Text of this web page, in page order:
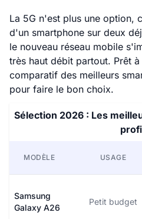
La 5G n'est plus une option,
d'un smartphone sur deux
le nouveau réseau mobile
très haut débit partout. Prêt
comparatif des meilleurs
pour faire le bon choix.
Sélection 2026 : Les
MODÈLE USAGE
Samsung
Galaxy A26
Petit budget